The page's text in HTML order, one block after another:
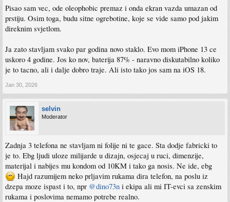
Pisao sam vec, ode oleophobic premaz i onda ekran vazda umazan od
prstiju. Osim toga, budu sitne ogrebotine, koje se vide samo pod jakim
direknim svjetlom.
Ja zato stavljam svako par godina novo staklo. Evo mom iPhone 13 ce
uskoro 4 godine. Jos ko nov, baterija 87% - naravno diskutabilno koliko
je to tacno, ali i dalje dobro traje. Ali isto tako jos sam na iOS 18.
Jan 30, 2026
selvin
Moderator
Zadnja 3 telefona ne stavljam ni folije ni te gace. Sta dodje fabricki to
je to. Ebg ljudi uloze milijarde u dizajn, osjecaj u ruci, dimenzije,
materijal i nabijes mu kondom od 10KM i tako ga nosis. Ne ide, ebg
Hajd razumijem neko prljavim rukama dira telefon, na poslu iz
dzepa moze ispast i to, npr @dino73n i ekipa ali mi IT-evci sa zenskim
rukama i poslovima nemamo potrebe realno.